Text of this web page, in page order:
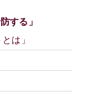
する」
は」